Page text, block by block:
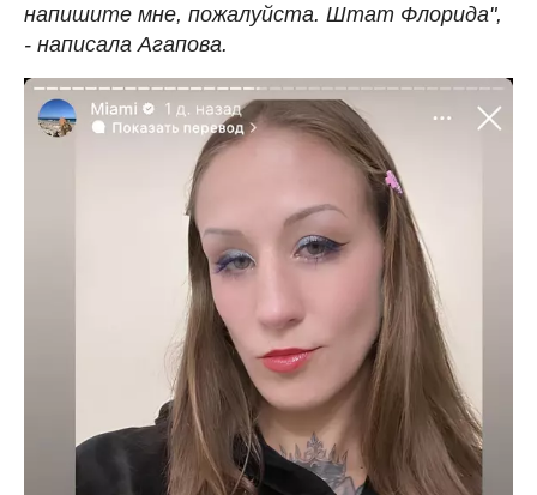
напишите мне, пожалуйста. Штат Флорида",
- написала Агапова.